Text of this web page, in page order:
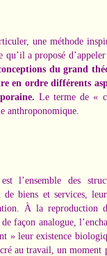
une méthode
qu’il a proposé
du grand
en ordre différents
Le terme de «
anthroponomique.
l’ensemble des
de biens et services,
À la reproduction
façon analogue,
» leur existence
au travail, un